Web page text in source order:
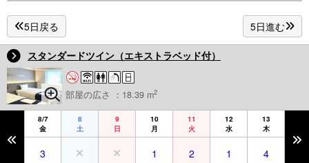
5日戻る 5日進む
スタンダードツイン（エキストラベッド付）
部屋の広さ ：18.39 m2
8/7
金
8
土
9
日
10
月
11
火
12
水
13
木
3 1 2 1
4